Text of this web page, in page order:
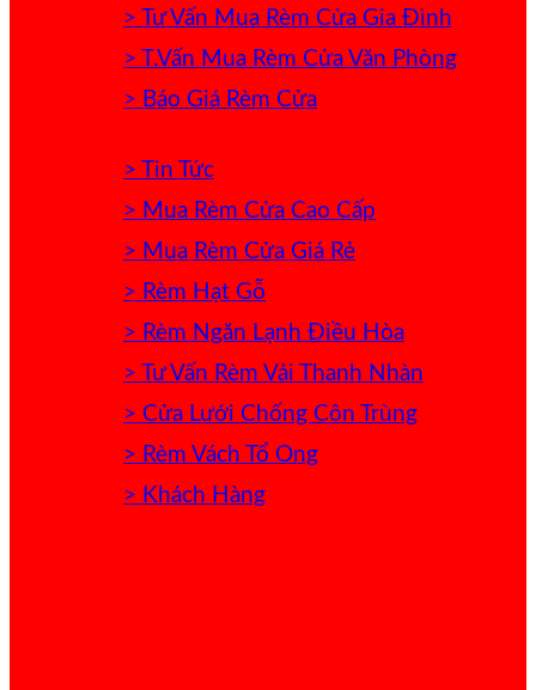
> Tư Vấn Mua Rèm Cửa Gia Đình
> T.Vấn Mua Rèm Cửa Văn Phòng
> Báo Giá Rèm Cửa
> Tin Tức
> Mua Rèm Cửa Cao Cấp
> Mua Rèm Cửa Giá Rẻ
> Rèm Hạt Gỗ
> Rèm Ngăn Lạnh Điều Hòa
> Tư Vấn Rèm Vải Thanh Nhàn
> Cửa Lưới Chống Côn Trùng
> Rèm Vách Tổ Ong
> Khách Hàng